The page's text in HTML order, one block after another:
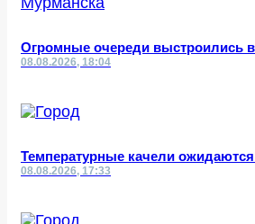
Огромные очереди выстроились
08.08.2026, 18:04
Температурные качели
08.08.2026, 17:33